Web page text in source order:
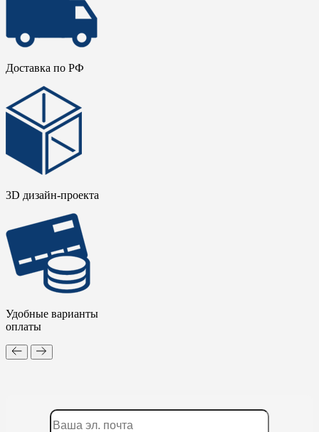
Доставка по РФ
3D дизайн-проекта
Удобные варианты
оплаты